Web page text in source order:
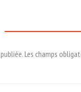
Les champs